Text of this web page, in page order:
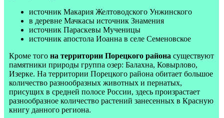
источник Макария Желтоводского Унжинского
в деревне Мачкасы источник Знамения
источник Параскевы Мученицы
источник апостола Иоанна в селе Семеновское
Кроме того на территории Порецкого района существуют
памятники природы группа озер: Балахна, Ковырлово,
Изерке. На территории Порецкого района обитает большое
количество разнообразных животных и пернатых,
присущих в средней полосе России, здесь произрастает
разнообразное количество растений занесенных в Красную
книгу данного региона.